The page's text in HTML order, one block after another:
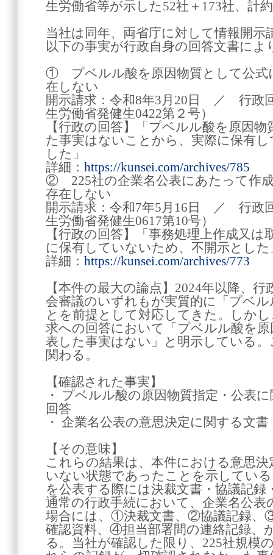
生労働省等が示した52社＋173社、計
当社は同年、両省庁に対して情報開示
以下の事実が行政自身の回答文書によ
① プベルル酸を原因物質として公式
在しない
開示請求：令和8年3月20日 ／ 行政
生労働省発健生0422第２号）
【行政の回答】「プベルル酸を原因
た事実はないことから、実際に保有
した」
詳細： https://kunsei.com/archives/785
② 225社の企業名公表にあたって作
存在しない
開示請求：令和7年5月16日 ／ 行政
生労働省発健生0617第10号）
【行政の回答】「事務処理上作成又
に保有していないため、不開示とした
詳細： https://kunsei.com/archives/773
【本件の最大の論点】2024年以降、
会審議のいずれもが実質的に「プベ
とを前提として対応してきた。しか
求への回答において「プベルル酸を
表した事実はない」と明示している
関わる。
【確認された事実】
・ プベルル酸の原因物質指定・公表
回答
・ 企業名公表の意思決定に関する文
【その意味】
これらの結果は、本件における意思
いない状態であったことを示してい
を公表する際には決裁文書・協議記録
通常の行政手続において、企業名公
場合には、①決裁文書、②協議記録、
確認資料、④担当部署間の連絡記録、
る。当社が確認した限り、225社規模